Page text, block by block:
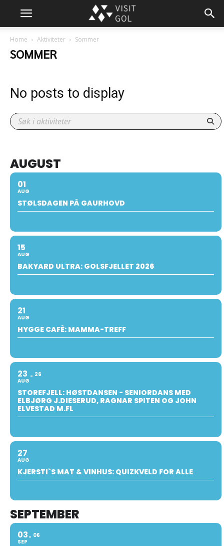
Home Aktiviteter Sommer
SOMMER
No posts to display
AUGUST
01
AUG
STØLSDAGEN PÅ GAURHOVD
15
AUG
BAKYARD ULTRA: GOLSFJELLET 2026
21
AUG
HYGGE CAFÈ: MAMMA-TREFF
23
AUG
26
STOREFJELL: HØSTDANSEN - SENIORDANS MED
ELBJØRG J.DIESERUD, RAGNAR SPITEN OG JOHN
ELVESTAD M.FL
27
AUG
KJERSTI`S MAT & VINHUS: QUIZKVELD FOR ALLE
SEPTEMBER
03
SEP
06